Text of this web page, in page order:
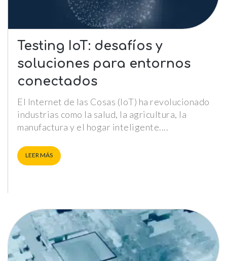
Testing IoT: desafíos y
soluciones para entornos
conectados
El Internet de las Cosas (IoT) ha revolucionado
industrias como la salud, la agricultura, la
manufactura y el hogar inteligente.
LEER MÁS
Estadísticas
Para que
podamos
mejorar la
funcionalidad y
estructura de
la web, en
_ga | _gid |
_gat_ |
_hjSession |
_hjSessionUser
funcione lo
mejor posible
durante tu
visita. Si
rechazas estas